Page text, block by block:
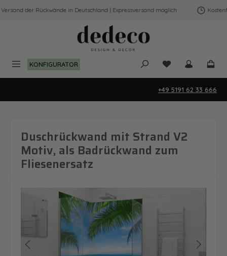
Zum Hauptinhalt springen
der Rückwände in Deutschland | Expressversand möglich
KONFIGURATOR Du hast 0
+49 5191 62 33 666
Duschrückwand mit Strand V2
Motiv, als Badrückwand zum
Fliesenersatz
Bildergalerie überspringen